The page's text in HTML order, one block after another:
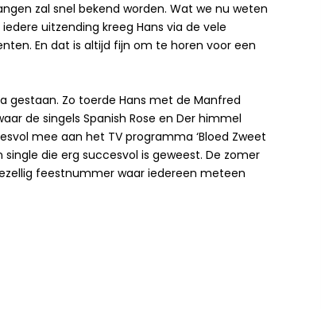
zal snel bekend worden. Wat we nu weten
uitzending kreeg Hans via de vele
En dat is altijd fijn om te horen voor een
gestaan. Zo toerde Hans met de Manfred
de singels Spanish Rose en Der himmel
mee aan het TV programma ‘Bloed Zweet
single die erg succesvol is geweest. De zomer
feestnummer waar iedereen meteen